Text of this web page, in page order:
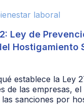
laboral
Ley de
Hostigamiento
establece la Ley
de las empresas,
sanciones por